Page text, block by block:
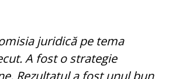
juridică pe tema
A fost o strategie